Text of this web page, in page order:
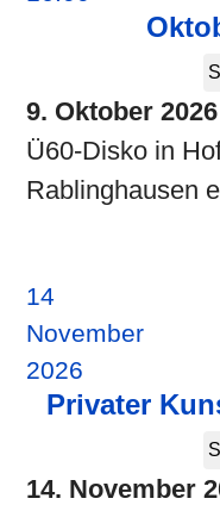
9. Oktober 2026
Ü60-Disko in
Rablinghausen
14
November
2026
Privater
14. November